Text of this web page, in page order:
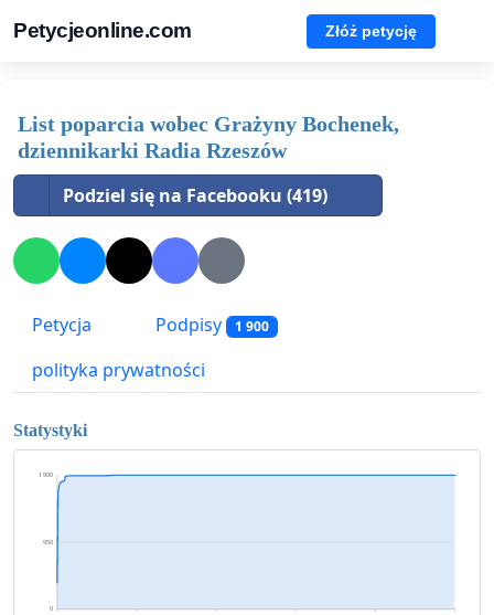
Petycjeonline.com Złóż petycję
List poparcia wobec Grażyny Bochenek,
dziennikarki Radia Rzeszów
Podziel się na Facebooku (419)
Petycja Podpisy 1 900
polityka prywatności
Statystyki
0
950
1 900